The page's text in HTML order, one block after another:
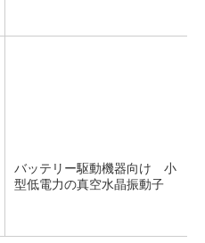
バッテリー駆動機器向け 小
型低電力の真空水晶振動子